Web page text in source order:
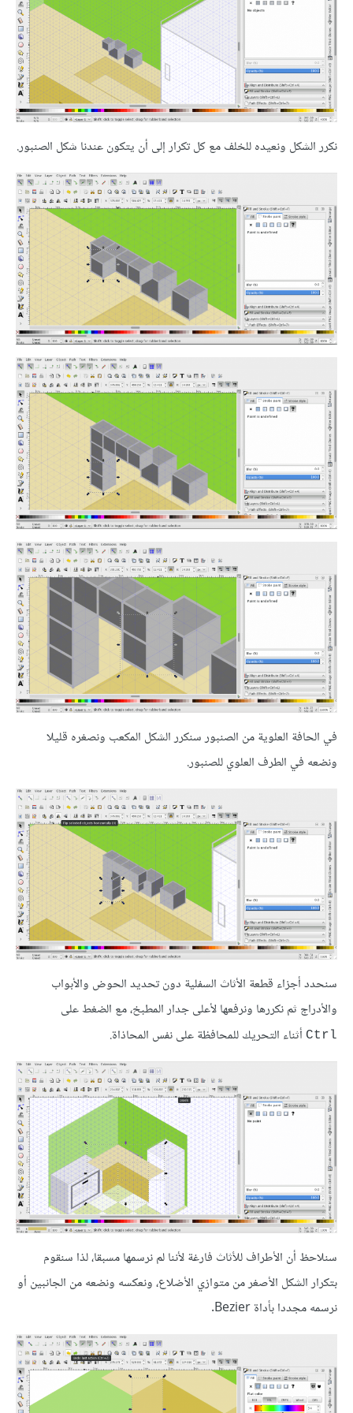
نكرر الشكل ونعيده للخلف مع كل تكرار إلى أن يتكون عندنا شكل الصنبور.
في الحافة العلوية من الصنبور سنكرر الشكل المكعب ونصغره قليلا
ونضعه في الطرف العلوي للصنبور.
سنحدد أجزاء قطعة الأثاث السفلية دون تحديد الحوض والأبواب
والأدراج ثم نكررها ونرفعها لأعلى جدار المطبخ، مع الضغط على
Ctrl أثناء التحريك للمحافظة على نفس المحاذاة.
سنلاحظ أن الأطراف للأثاث فارغة لأننا لم نرسمها مسبقا، لذا سنقوم
بتكرار الشكل الأصغر من متوازي الأضلاع، ونعكسه ونضعه من الجانبين أو
نرسمه مجددا بأداة Bezier.